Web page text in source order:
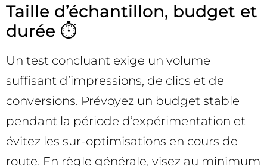
Taille d’échantillon, budget et
durée ⏱️
Un test concluant exige un volume
suffisant d’impressions, de clics et de
conversions. Prévoyez un budget stable
pendant la période d’expérimentation et
évitez les sur-optimisations en cours de
route. En règle générale, visez au minimum